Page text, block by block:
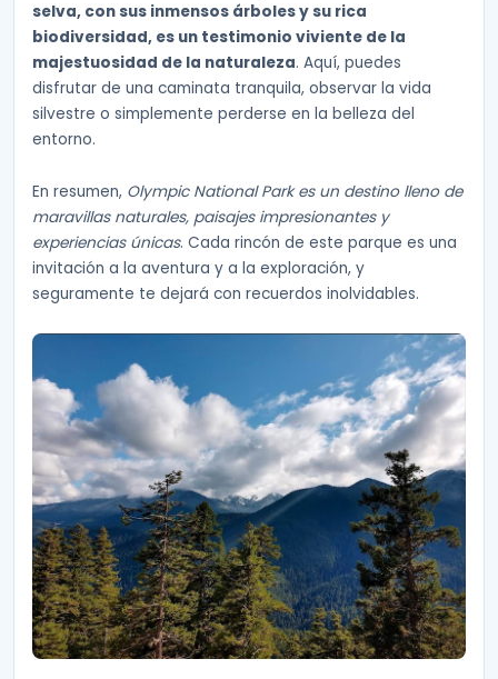
selva, con sus inmensos árboles y su rica
biodiversidad, es un testimonio viviente de la
majestuosidad de la naturaleza. Aquí, puedes
disfrutar de una caminata tranquila, observar la vida
silvestre o simplemente perderse en la belleza del
entorno.
En resumen, Olympic National Park es un destino lleno de
maravillas naturales, paisajes impresionantes y
experiencias únicas. Cada rincón de este parque es una
invitación a la aventura y a la exploración, y
seguramente te dejará con recuerdos inolvidables.